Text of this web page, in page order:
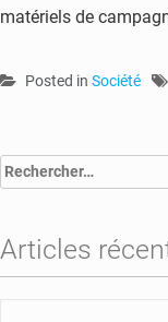
matériels de
Posted in Société
Rechercher :
Articles